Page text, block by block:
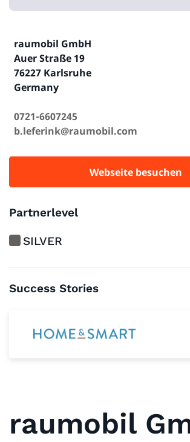
raumobil GmbH
Auer Straße 19
76227 Karlsruhe
Germany
0721-6607245
b.leferink@raumobil.com
Webseite besuchen
Partnerlevel
SILVER
Success Stories
raumobil